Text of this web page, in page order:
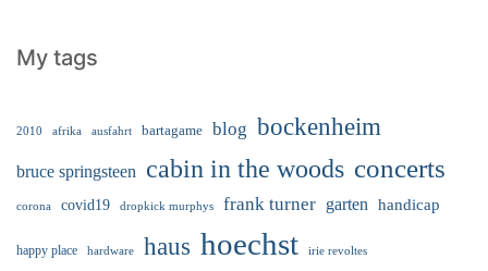
My tags
2010 afrika ausfahrt bartagame blog bockenheim
bruce springsteen cabin in the woods concerts
corona covid19 dropkick murphys frank turner garten handicap
happy place hardware haus hoechst irie revoltes